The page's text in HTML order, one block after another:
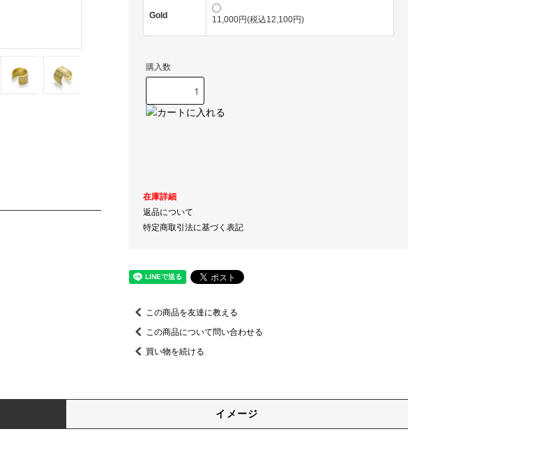
Gold 11,000円(税込12,100円)
購入数
在庫詳細
返品について
特定商取引法に基づく表記
この商品を友達に教える
この商品について問い合わせる
買い物を続ける
イメージ